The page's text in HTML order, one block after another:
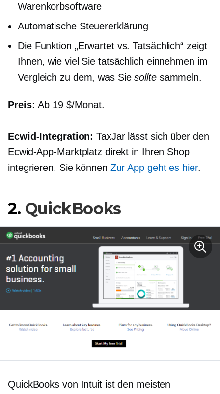
Warenkorbsoftware
Automatische Steuererklärung
Die Funktion „Erwartet vs. Tatsächlich“ zeigt
Ihnen, wie viel Sie tatsächlich einnehmen im
Vergleich zu dem, was Siesollte sammeln.
Preis:Ab 19 $/Monat.
Ecwid-Integration:TaxJar lässt sich über den
Ecwid-App-Marktplatz direkt in Ihren Shop
integrieren. Sie können Zur App geht es hier.
2. QuickBooks
QuickBooks von Intuit ist den meisten